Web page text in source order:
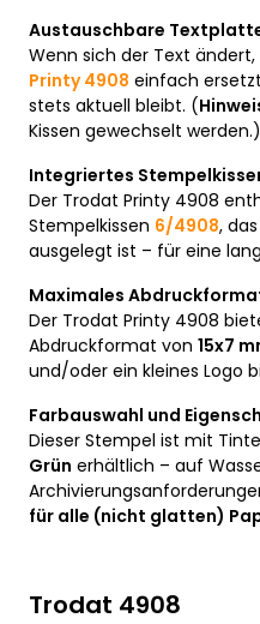
Austauschbare
Wenn sich der Text ändert,
Printy 4908 einfach
stets aktuell bleibt. (
Kissen gewechselt werden.)
Integriertes
Der Trodat Printy 4908
Stempelkissen 6/4908,
ausgelegt ist – für eine
Maximales
Der Trodat Printy 4908
Abdruckformat von 15x7
und/oder ein kleines Logo
Farbauswahl und
Dieser Stempel ist mit
Grün erhältlich – auf
für alle (nicht glatten)
Trodat 4908